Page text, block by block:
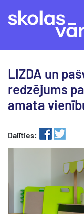
LIZDA un
redzējums
amata
Dalīties: